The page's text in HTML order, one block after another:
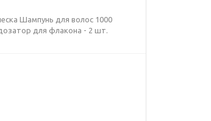
Шампунь для волос 1000
для флакона - 2 шт.